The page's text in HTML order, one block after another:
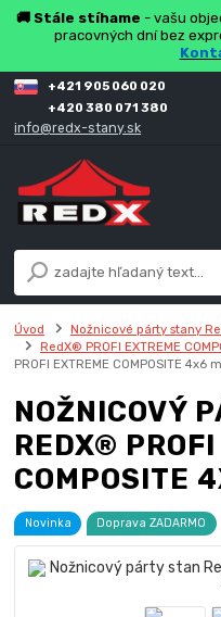
🚚 Stále stíhame - vašu
pracovných dní bez
+421 905 060 020
+420 380 071 380
info@redx-stany.sk
Úvod Nožnicové párty stany
RedX® PROFI EXTREME
PROFI EXTREME COMPOSITE 4x6 m
NOŽNICOVÝ
REDX®
COMPOSITE
Novinka Doprava ZADARMO